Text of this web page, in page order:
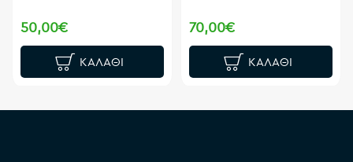
50,00€
ΚΑΛΆΘΙ
70,00€
ΚΑΛΆΘΙ